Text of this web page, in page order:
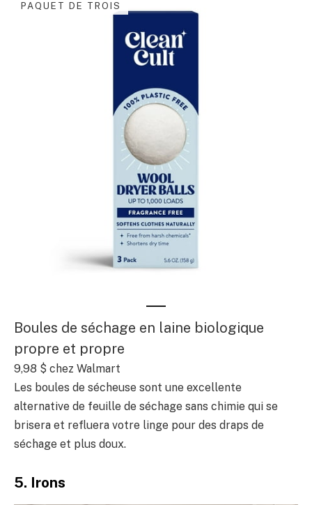
PAQUET DE TROIS
Boules de séchage en laine biologique
propre et propre
9,98 $ chez Walmart
Les boules de sécheuse sont une excellente
alternative de feuille de séchage sans chimie qui se
brisera et refluera votre linge pour des draps de
séchage et plus doux.
5. Irons